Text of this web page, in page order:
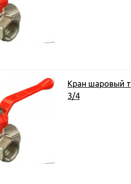
Кран шаровый
3/4